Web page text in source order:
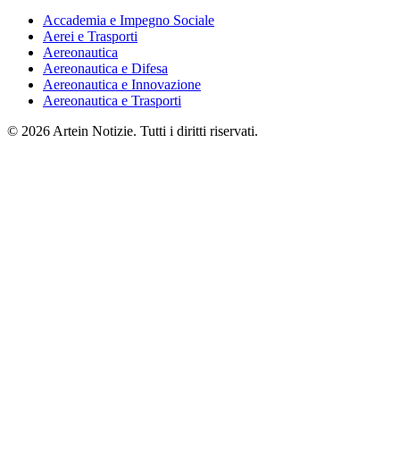
Accademia e Impegno Sociale
Aerei e Trasporti
Aereonautica
Aereonautica e Difesa
Aereonautica e Innovazione
Aereonautica e Trasporti
© 2026 Artein Notizie. Tutti i diritti riservati.